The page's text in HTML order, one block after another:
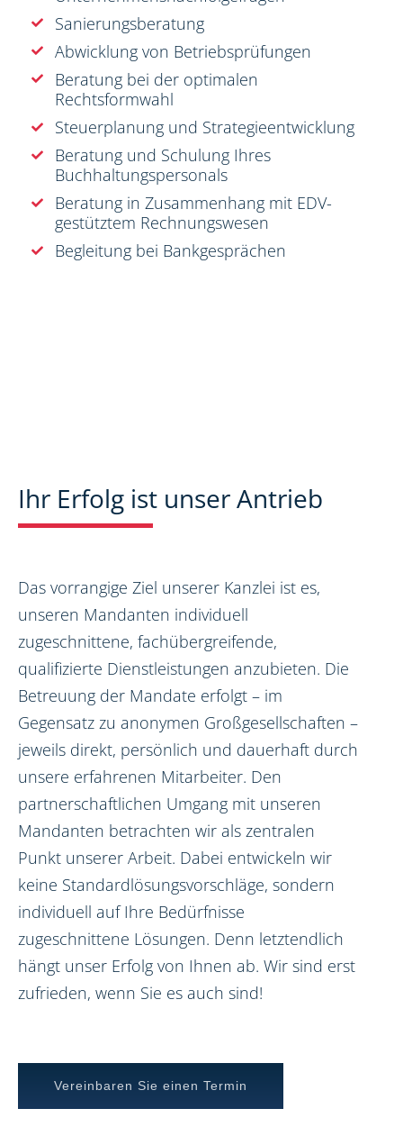
Sanierungsberatung
Abwicklung von Betriebsprüfungen
Beratung bei der optimalen
Rechtsformwahl
Steuerplanung und Strategieentwicklung
Beratung und Schulung Ihres
Buchhaltungspersonals
Beratung in Zusammenhang mit EDV-
gestütztem Rechnungswesen
Begleitung bei Bankgesprächen
Ihr Erfolg ist unser Antrieb
Das vorrangige Ziel unserer Kanzlei ist es,
unseren Mandanten individuell
zugeschnittene, fachübergreifende,
qualifizierte Dienstleistungen anzubieten. Die
Betreuung der Mandate erfolgt – im
Gegensatz zu anonymen Großgesellschaften –
jeweils direkt, persönlich und dauerhaft durch
unsere erfahrenen Mitarbeiter. Den
partnerschaftlichen Umgang mit unseren
Mandanten betrachten wir als zentralen
Punkt unserer Arbeit. Dabei entwickeln wir
keine Standardlösungsvorschläge, sondern
individuell auf Ihre Bedürfnisse
zugeschnittene Lösungen. Denn letztendlich
hängt unser Erfolg von Ihnen ab. Wir sind erst
zufrieden, wenn Sie es auch sind!
Vereinbaren Sie einen Termin